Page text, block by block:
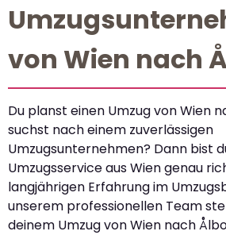
von Wien nach
Du planst einen Umzug von Wien
suchst nach einem zuverlässigen
Umzugsunternehmen? Dann bist
Umzugsservice aus Wien genau
langjährigen Erfahrung im
unserem professionellen Team
deinem Umzug von Wien nach